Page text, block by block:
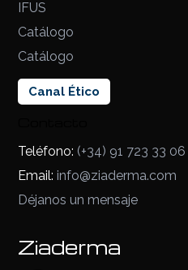
IFUS
Catálogo
Catálogo
Canal Ético
Teléfono: (+34) 91 723 33 06
Email:info@ziaderma.com
Déjanos un mensaje
Ziaderma